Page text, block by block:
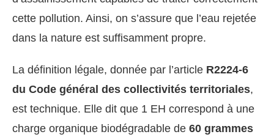
cette pollution. Ainsi, on s’assure que l’eau rejetée
dans la nature est suffisamment propre.
La définition légale, donnée par l’article R2224-6
du Code général des collectivités territoriales,
est technique. Elle dit que 1 EH correspond à une
charge organique biodégradable de 60 grammes